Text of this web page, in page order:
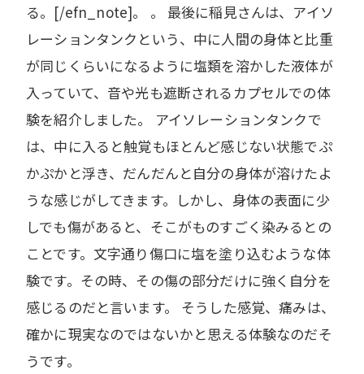
る。[/efn_note]。 。 最後に稲見さんは、アイソ
レーションタンクという、中に人間の身体と比重
が同じくらいになるように塩類を溶かした液体が
入っていて、音や光も遮断されるカプセルでの体
験を紹介しました。 アイソレーションタンクで
は、中に入ると触覚もほとんど感じない状態でぷ
かぷかと浮き、だんだんと自分の身体が溶けたよ
うな感じがしてきます。しかし、身体の表面に少
しでも傷があると、そこがものすごく染みるとの
ことです。文字通り傷口に塩を塗り込むような体
験です。その時、その傷の部分だけに強く自分を
感じるのだと言います。 そうした感覚、痛みは、
確かに現実なのではないかと思える体験なのだそ
うです。